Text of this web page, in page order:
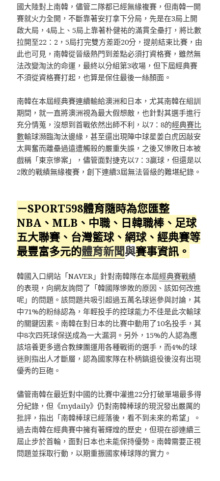
國大陸對上南韓，儘管二隊都已經無緣複賽，但南韓一開
賽就火力全開，不斷靠著安打拿下分局，先是在3局上開
啟大局，4局上、5局上靠著朴健祐的滿貫全壘打，將比數
拉開至22：2，5局打完雙方差距20分，提前結束比賽，由
此也可見，南韓從晉級熱門到差點必須打資格賽，雖然無
法改變淘汰的命運，最終以分組第3收場，但下屆經典賽
不須從資格賽打起，也算是保住最後一絲顏面。
南韓在本屆經典賽連續輸給澳洲和日本，尤其南韓在組訓
期間，就一直將澳洲視為最大假想敵，也針對其選手進行
充分情蒐，沒想到首戰依然出師不利，以7：8的經典賽比
數輸球瀕臨淘汰邊緣，甚至還出現陣中球星姜白虎因敲安
太興奮而離壘過遠遭觸殺的嚴重失誤，之後又慘敗日本被
戲稱「東京慘案」，儘管面對捷克以7：3贏球，但還是以
2敗的戰績無緣複賽，創下連續3屆無法晉級的難堪紀錄。
－SPORT598體育隨時為您匯整
NBA、MLB、中職、日韓職棒、足球
五大聯賽、台灣籃球、網球、經典賽等
最豐富多元的體育新聞與賽事資訊。
韓國入口網站「NAVER」針對南韓隊在本屆經典賽戰績
的表現，向網友詢問了「韓國隊慘敗的原因、該如何改進
呢」的問題。該問題共吸引超過五萬名球迷參與討論，其
中71%的粉絲認為，年輕投手的控球能力不佳是此次輸球
的關鍵因素。南韓在對日本的比賽中動用了10名投手，其
中8次四死球保送成為一大漏洞。另外，15%的人認為應
該培養更多適合教練團運用各種戰術的選手，而4%的球
迷則指出人才斷層，認為國家隊在朴柄鎬退役後沒有出現
優秀的巨砲。
儘管南韓在最近對中國的比賽中灌進22分打破單場最多得
分紀錄，但《mydaily》仍對南韓棒球的現況發出嚴厲的
批評，指出「南韓棒球已經落後，看不到未來的希望」。
過去南韓在經典賽中擁有著輝煌的歷史，但現在卻連續三
屆止步於首輪，面對日本也未能保持優勢。南韓需要正視
問題並採取行動，以期重振國家棒球隊的實力。